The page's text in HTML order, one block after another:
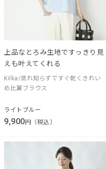
上品なとろみ生地ですっきり見
えも叶えてくれる
Kilka/蒸れ知らずですぐ乾くきれい
め比翼ブラウス
ライトブルー
9,900 円（税込）